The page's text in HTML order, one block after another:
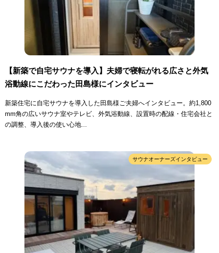
【新築で自宅サウナを導入】夫婦で寝転がれる広さと外気
浴動線にこだわった田島様にインタビュー
新築住宅に自宅サウナを導入した田島様ご夫婦へインタビュー。約1,800
mm角の広いサウナ室やテレビ、外気浴動線、設置時の配線・住宅会社と
の調整、導入後の使い心地...
サウナオーナーズインタビュー